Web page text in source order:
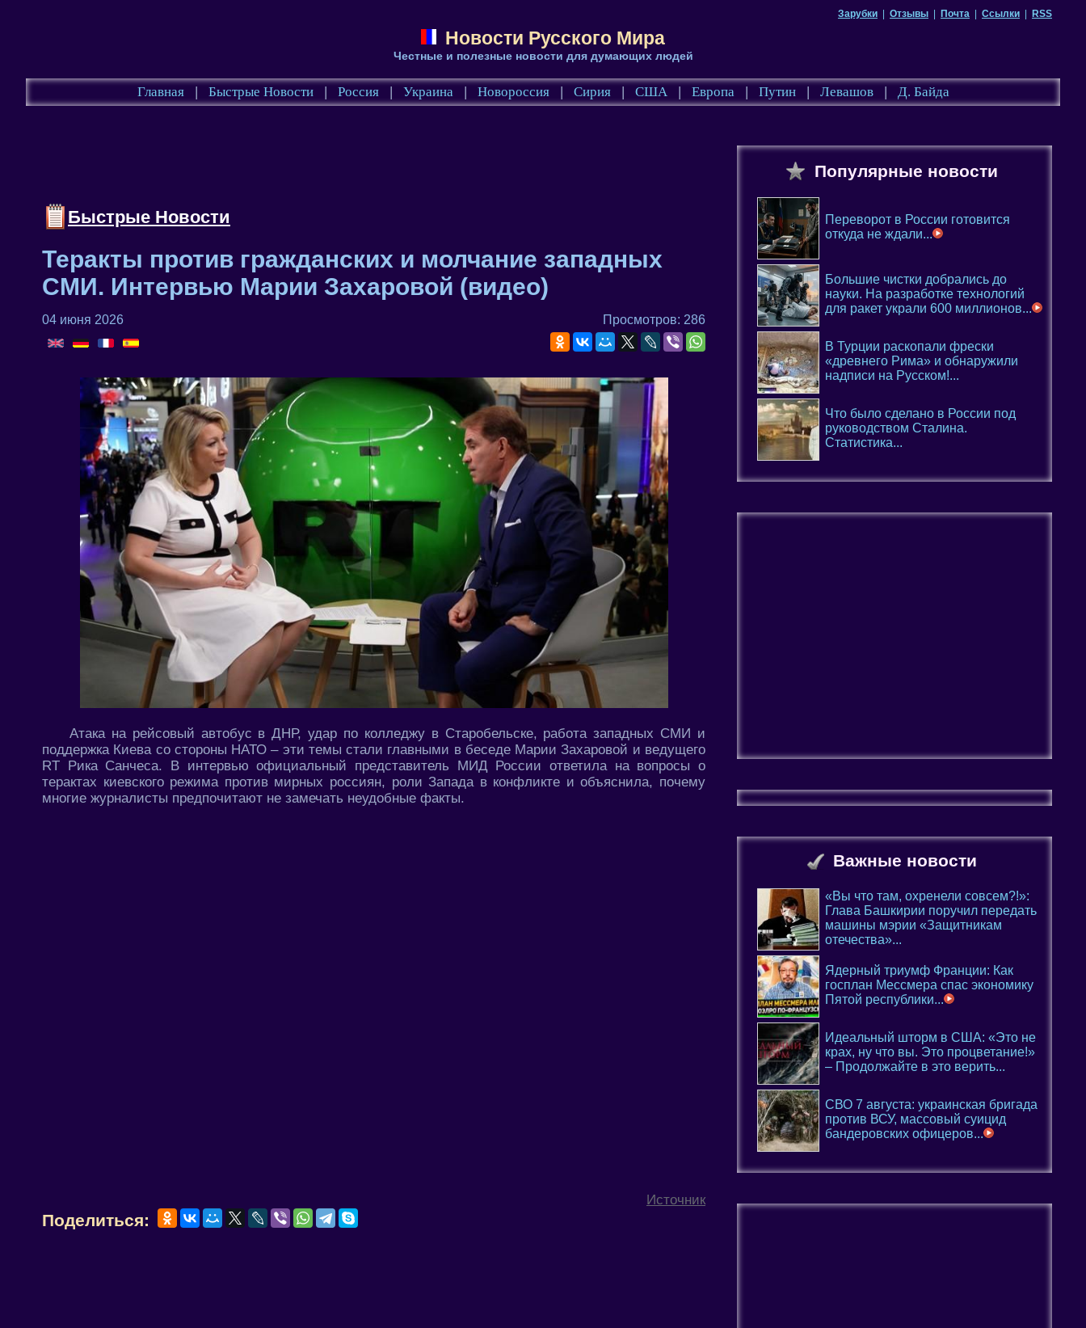
Зарубки Отзывы Почта Ссылки RSS
Новости Русского Мира
Честные и полезные новости для думающих людей
Главная | Быстрые Новости | Россия | Украина | Новороссия | Сирия | США | Европа | Путин | Левашов | Д. Байда
Быстрые Новости
Теракты против гражданских и молчание западных
СМИ. Интервью Марии Захаровой (видео)
04 июня 2026 Просмотров: 286
Атака на рейсовый автобус в ДНР, удар по колледжу в Старобельске, работа западных СМИ и
поддержка Киева со стороны НАТО – эти темы стали главными в беседе Марии Захаровой и ведущего
RT Рика Санчеса. В интервью официальный представитель МИД России ответила на вопросы о
терактах киевского режима против мирных россиян, роли Запада в конфликте и объяснила, почему
многие журналисты предпочитают не замечать неудобные факты.
Источник
Поделиться:
Популярные новости
Переворот в России готовится
откуда не ждали...
Большие чистки добрались до
науки. На разработке технологий
для ракет украли 600 миллионов...
В Турции раскопали фрески
«древнего Рима» и обнаружили
надписи на Русском!...
Что было сделано в России под
руководством Сталина.
Статистика...
Важные новости
«Вы что там, охренели совсем?!»:
Глава Башкирии поручил передать
машины мэрии «Защитникам
отечества»...
Ядерный триумф Франции: Как
госплан Мессмера спас экономику
Пятой республики...
Идеальный шторм в США: «Это не
крах, ну что вы. Это процветание!»
– Продолжайте в это верить...
СВО 7 августа: украинская бригада
против ВСУ, массовый суицид
бандеровских офицеров...